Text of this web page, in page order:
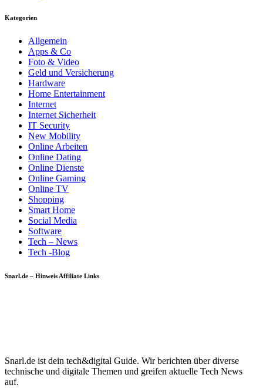
Kategorien
Allgemein
Apps & Co
Foto & Video
Geld und Versicherung
Hardware
Home Entertainment
Internet
Internet Sicherheit
IT Security
New Mobility
Online Arbeiten
Online Dating
Online Dienste
Online Gaming
Online TV
Shopping
Smart Home
Social Media
Software
Tech – News
Tech -Blog
Snarl.de – Hinweis Affiliate Links
Snarl.de ist dein tech&digital Guide. Wir berichten über diverse
technische und digitale Themen und greifen aktuelle Tech News
auf.